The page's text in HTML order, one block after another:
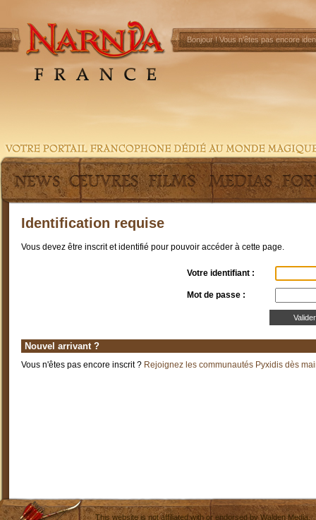
Bonjour !Vous n'êtes pas encore
Identification requise
Vous devez être inscrit et identifié pour pouvoir accéder à cette page.
Votre identifiant :
Mot de passe :
Nouvel arrivant ?
Vous n'êtes pas encore inscrit ? Rejoignez les communautés Pyxidis dès
This website is not affiliated with or endorsed byWalden Media